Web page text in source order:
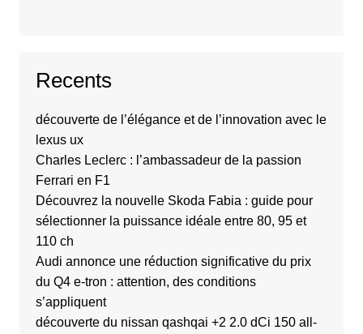
Recents
découverte de l’élégance et de l’innovation avec le
lexus ux
Charles Leclerc : l’ambassadeur de la passion
Ferrari en F1
Découvrez la nouvelle Skoda Fabia : guide pour
sélectionner la puissance idéale entre 80, 95 et
110 ch
Audi annonce une réduction significative du prix
du Q4 e-tron : attention, des conditions
s’appliquent
découverte du nissan qashqai +2 2.0 dCi 150 all-